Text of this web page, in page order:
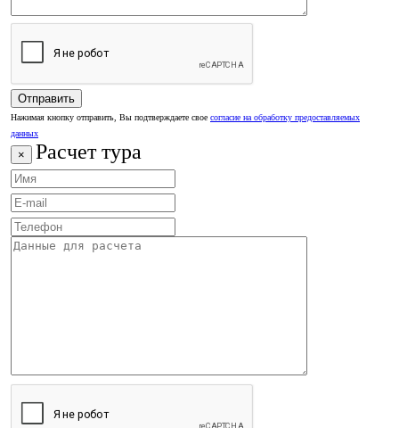
Нажимая кнопку отправить, Вы подтверждаете свое согласие на обработку предоставляемых
данных
× Расчет тура